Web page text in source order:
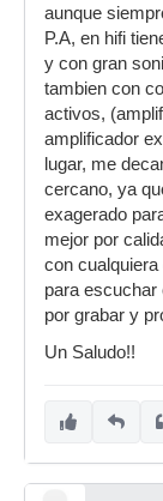
aunque
P.A, en hifi
y con gran
tambien con
activos,
amplificador
lugar, me
cercano, ya
exagerado
mejor por
con
para escuchar
por grabar y
Un Saludo!!